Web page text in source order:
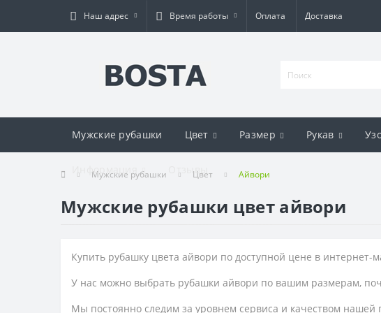
Наш адрес Время работы Оплата Доставка
Мужские рубашки Цвет Размер Рукав
Информация Отзывы
Мужские рубашки Цвет Айвори
Мужские рубашки цвет айвори
Купить рубашку цвета айвори по доступной цене в интернет-
У нас можно выбрать рубашки айвори по вашим размерам,
Мы постоянно следим за уровнем сервиса и качеством